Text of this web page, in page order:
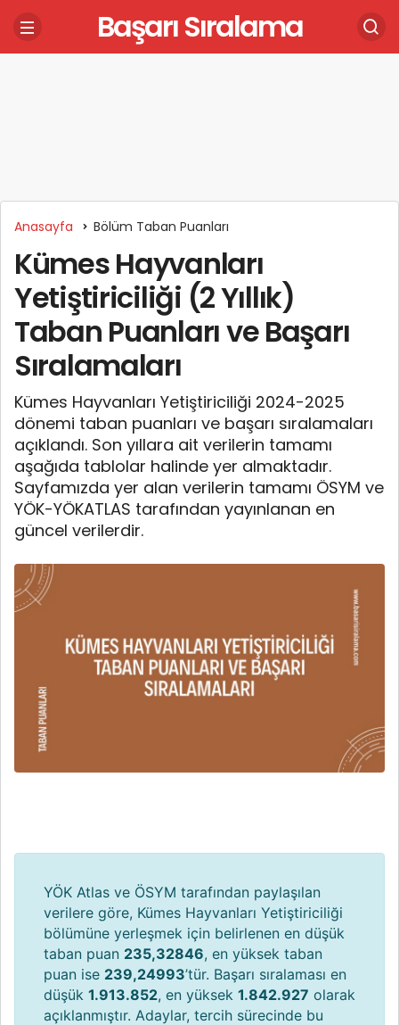
Başarı Sıralama
Anasayfa Bölüm Taban Puanları
Kümes Hayvanları
Yetiştiriciliği (2 Yıllık)
Taban Puanları ve Başarı
Sıralamaları
Kümes Hayvanları Yetiştiriciliği 2024-2025
dönemi taban puanları ve başarı sıralamaları
açıklandı. Son yıllara ait verilerin tamamı
aşağıda tablolar halinde yer almaktadır.
Sayfamızda yer alan verilerin tamamı ÖSYM ve
YÖK-YÖKATLAS tarafından yayınlanan en
güncel verilerdir.
YÖK Atlas ve ÖSYM tarafından paylaşılan
verilere göre, Kümes Hayvanları Yetiştiriciliği
bölümüne yerleşmek için belirlenen en düşük
taban puan 235,32846, en yüksek taban
puan ise 239,24993’tür. Başarı sıralaması en
düşük 1.913.852, en yüksek 1.842.927 olarak
açıklanmıştır. Adaylar, tercih sürecinde bu